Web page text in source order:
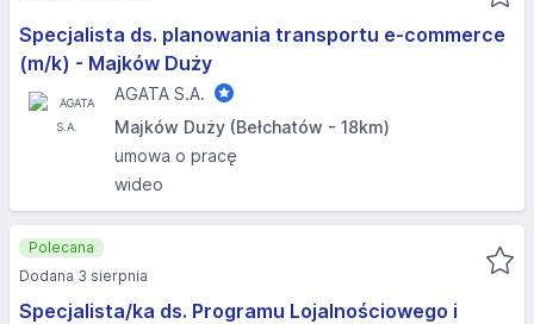
Specjalista ds. planowania transportu e-commerce
(m/k) - Majków Duży
AGATA S.A.
Majków Duży (Bełchatów - 18km)
umowa o pracę
wideo
Specjalista/ka ds. Programu Lojalnościowego i
Polecana
Dodana 3 sierpnia